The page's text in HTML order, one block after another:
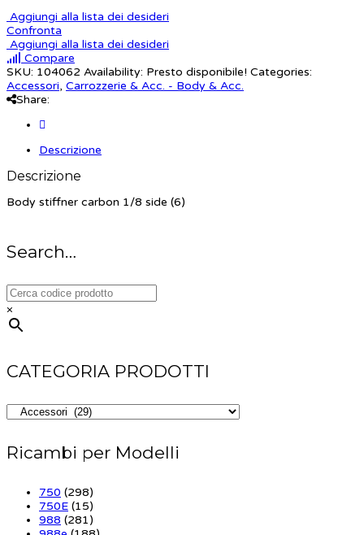
Aggiungi alla lista dei desideri
Confronta
Aggiungi alla lista dei desideri
Compare
SKU: 104062 Availability: Presto disponibile! Categories:
Accessori, Carrozzerie & Acc. - Body & Acc.
Share:
Descrizione
Descrizione
Body stiffner carbon 1/8 side (6)
Search…
×
CATEGORIA PRODOTTI
Ricambi per Modelli
750 (298)
750E (15)
988 (281)